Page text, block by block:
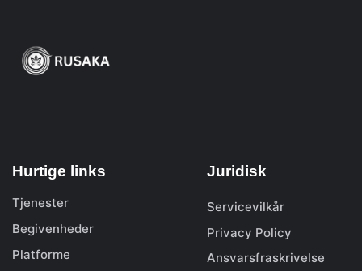
Hurtige links
Tjenester
Begivenheder
Platforme
Juridisk
Servicevilkår
Privacy Policy
Ansvarsfraskrivelse